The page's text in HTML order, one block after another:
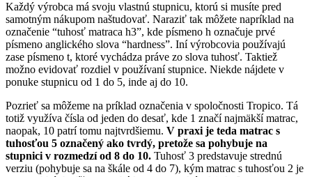
Každý výrobca má svoju vlastnú stupnicu, ktorú si musíte pred
samotným nákupom naštudovať. Naraziť tak môžete napríklad na
označenie “tuhosť matraca h3”, kde písmeno h označuje prvé
písmeno anglického slova “hardness”. Iní výrobcovia používajú
zase písmeno t, ktoré vychádza práve zo slova tuhosť. Taktiež
možno evidovať rozdiel v používaní stupnice. Niekde nájdete v
ponuke stupnicu od 1 do 5, inde aj do 10.
Pozrieť sa môžeme na príklad označenia v spoločnosti Tropico. Tá
totiž využíva čísla od jeden do desať, kde 1 značí najmäkší matrac,
naopak, 10 patrí tomu najtvrdšiemu. V praxi je teda matrac s
tuhosťou 5 označený ako tvrdý, pretože sa pohybuje na
stupnici v rozmedzí od 8 do 10. Tuhosť 3 predstavuje strednú
verziu (pohybuje sa na škále od 4 do 7), kým matrac s tuhosťou 2 je